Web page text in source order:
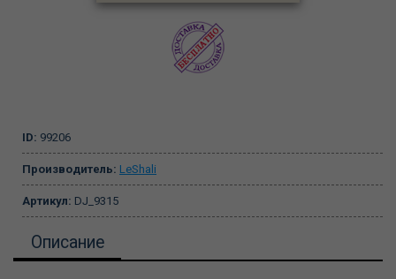
ID: 99206
Производитель: LeShali
Артикул: DJ_9315
Описание